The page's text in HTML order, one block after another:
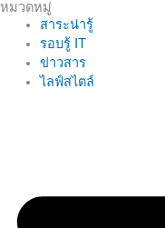
หมวดหมู่
สาระน่ารู้
รอบรู้ IT
ข่าวสาร
ไลฟ์สไตล์